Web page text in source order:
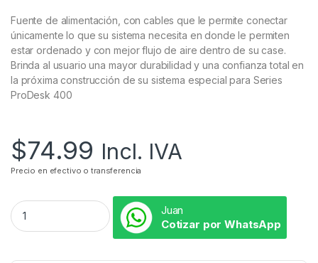
Fuente de alimentación, con cables que le permite conectar
únicamente lo que su sistema necesita en donde le permiten
estar ordenado y con mejor flujo de aire dentro de su case.
Brinda al usuario una mayor durabilidad y una confianza total en
la próxima construcción de su sistema especial para Series
ProDesk 400
$74.99 Incl. IVA
Precio en efectivo o transferencia
Juan
Cotizar por WhatsApp